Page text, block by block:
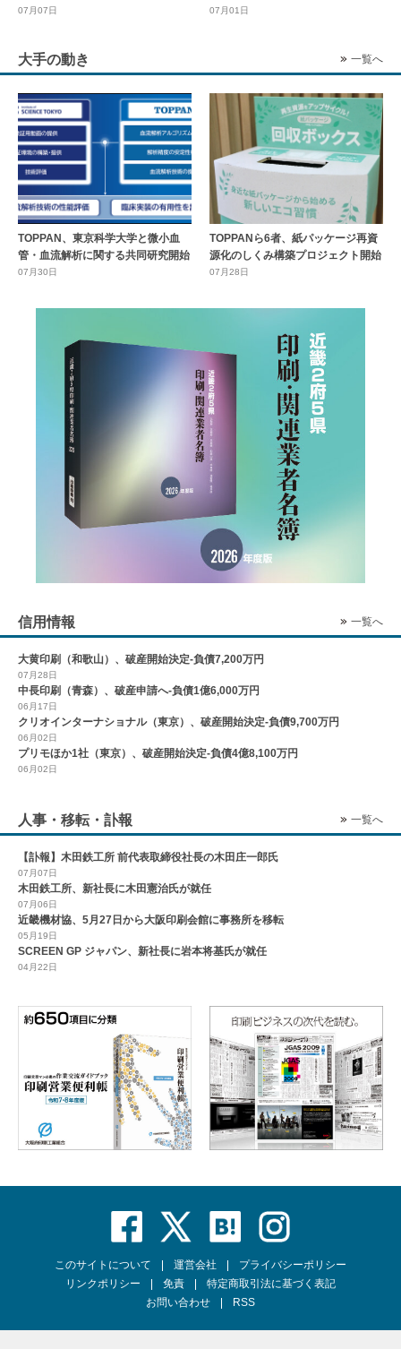
07月07日 07月01日
大手の動き 一覧へ
TOPPAN、東京科学大学と微小血
管・血流解析に関する共同研究開始
07月30日
TOPPANら6者、紙パッケージ再資
源化のしくみ構築プロジェクト開始
07月28日
信用情報 一覧へ
大黄印刷（和歌山）、破産開始決定-負債7,200万円
07月28日
中長印刷（青森）、破産申請へ-負債1億6,000万円
06月17日
クリオインターナショナル（東京）、破産開始決定-負債9,700万円
06月02日
プリモほか1社（東京）、破産開始決定-負債4億8,100万円
06月02日
人事・移転・訃報 一覧へ
【訃報】木田鉄工所 前代表取締役社長の木田庄一郎氏
07月07日
木田鉄工所、新社長に木田憲治氏が就任
07月06日
近畿機材協、5月27日から大阪印刷会館に事務所を移転
05月19日
SCREEN GP ジャパン、新社長に岩本将基氏が就任
04月22日
このサイトについて 運営会社
プライバシーポリシー
リンクポリシー
免責
特定商取引法に基づく表記
お問い合わせ
RSS